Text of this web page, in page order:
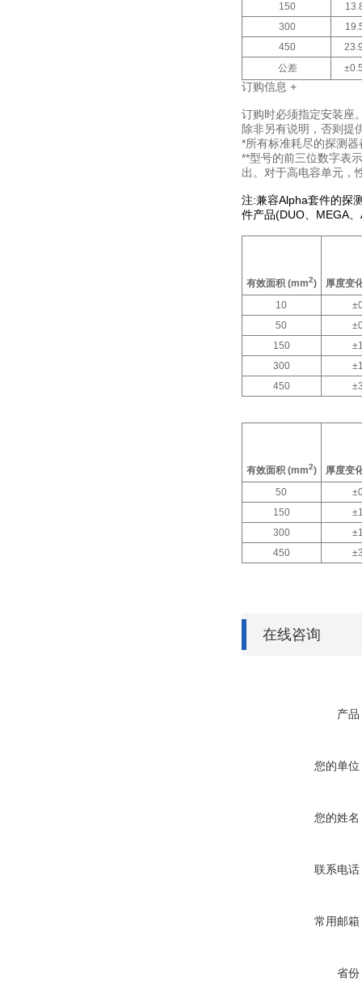
150
300
450
公差
订购信息 +
订购时必须指定安装座
除非另有说明，否则提
*所有标准耗尽的探测
**型号的前三位数字表
出。对于高电容单元，
注:兼容Alpha套件的探
件产品(DUO MEGA
有效面积 (mm2)
厚度变
10
±
50
±
150
±
300
±
450
±
有效面积 (mm2)
厚度变
50
±
150
±
300
±
450
±
在线咨询
产品
您的单位
您的姓名
联系电话
常用邮箱
省份